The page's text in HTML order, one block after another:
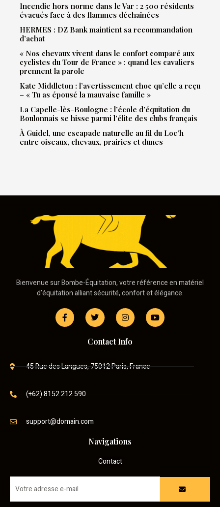
Incendie hors norme dans le Var : 2 500 résidents
évacués face à des flammes déchaînées
HERMES : DZ Bank maintient sa recommandation
d’achat
« Nos chevaux vivent dans le confort comparé aux
cyclistes du Tour de France » : quand les cavaliers
prennent la parole
Kate Middleton : l’avertissement choc qu’elle a reçu
– « Tu as épousé la mauvaise famille »
La Capelle-lès-Boulogne : l’école d’équitation du
Boulonnais se hisse parmi l’élite des clubs français
À Guidel, une escapade naturelle au fil du Loc’h
entre oiseaux, chevaux, prairies et dunes
Bienvenue sur Bombe-Équitation, votre référence en matériel
d’équitation alliant sécurité, confort et élégance.
Contact Info
45 Rue des Langues, 75012 Paris, France
(+62) 8152 212 590
support@domain.com
Navigations
Contact